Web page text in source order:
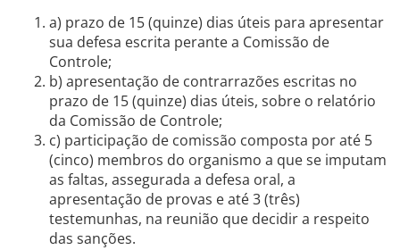
a) prazo de 15 (quinze) dias úteis para apresentar
sua defesa escrita perante a Comissão de
Controle;
b) apresentação de contrarrazões escritas no
prazo de 15 (quinze) dias úteis, sobre o relatório
da Comissão de Controle;
c) participação de comissão composta por até 5
(cinco) membros do organismo a que se imputam
as faltas, assegurada a defesa oral, a
apresentação de provas e até 3 (três)
testemunhas, na reunião que decidir a respeito
das sanções.